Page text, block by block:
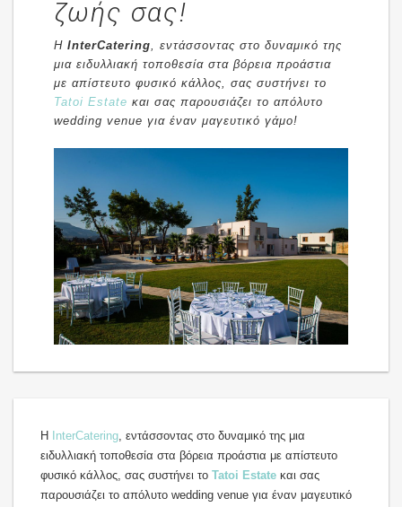
ζωής σας!
Η InterCatering, εντάσσοντας στο δυναμικό της
μια ειδυλλιακή τοποθεσία στα βόρεια προάστια
με απίστευτο φυσικό κάλλος, σας συστήνει το
Tatoi Estate και σας παρουσιάζει το απόλυτο
wedding venue για έναν μαγευτικό γάμο!
Η InterCatering, εντάσσοντας στο δυναμικό της μια
ειδυλλιακή τοποθεσία στα βόρεια προάστια με απίστευτο
φυσικό κάλλος, σας συστήνει το Tatoi Estate και σας
παρουσιάζει το απόλυτο wedding venue για έναν μαγευτικό